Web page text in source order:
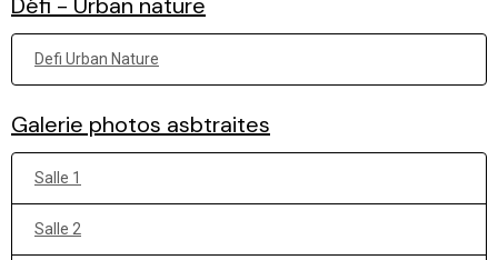
Defi Urban Nature
Galerie photos asbtraites
Salle 1
Salle 2